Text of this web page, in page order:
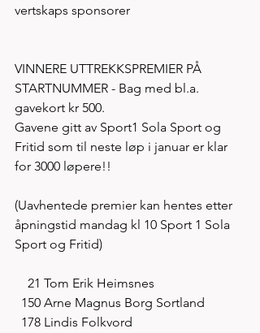
vertskaps sponsorer
VINNERE UTTREKKSPREMIER PÅ
STARTNUMMER - Bag med bl.a.
gavekort kr 500.
Gavene gitt av Sport1 Sola Sport og
Fritid som til neste løp i januar er klar
for 3000 løpere!!
(Uavhentede premier kan hentes etter
åpningstid mandag kl 10 Sport 1 Sola
Sport og Fritid)
    21 Tom Erik Heimsnes
  150 Arne Magnus Borg Sortland
  178 Lindis Folkvord